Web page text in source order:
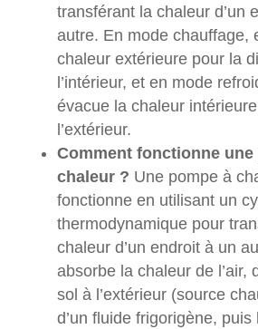
transférant la chaleur d’un
autre. En mode chauffage,
chaleur extérieure pour la
l’intérieur, et en mode
évacue la chaleur
l’extérieur.
Comment fonctionne une
chaleur ? Une pompe à
fonctionne en utilisant un
thermodynamique pour
chaleur d’un endroit à un
absorbe la chaleur de l’air,
sol à l’extérieur (source
d’un fluide frigorigène,